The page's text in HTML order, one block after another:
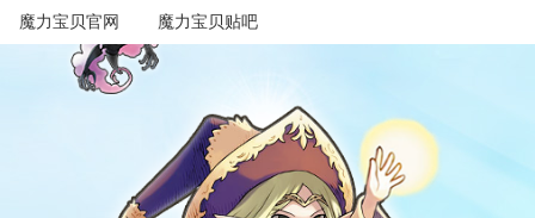
魔力宝贝官网 魔力宝贝贴吧